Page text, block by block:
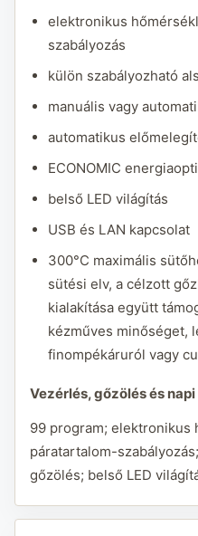
elektronikus
szabályozás
külön szabályozható
manuális vagy
automatikus
ECONOMIC
belső LED világítás
USB és LAN kapcsolat
300°C maximális
sütési elv, a célzott
kialakítása együtt
kézműves minőséget,
finompékáruról vagy
Vezérlés, gőzölés és
99 program; elektronikus
páratartalom-
gőzölés; belső LED